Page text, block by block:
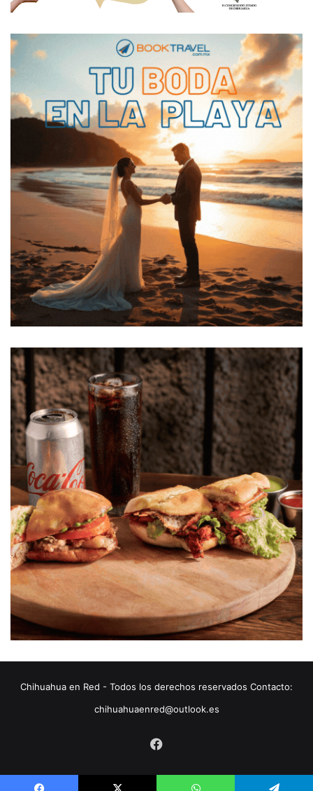
Chihuahua en Red - Todos los derechos reservados Contacto:
chihuahuaenred@outlook.es
Facebook